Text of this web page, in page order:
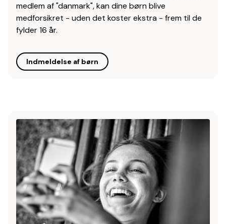
medlem af "danmark", kan dine børn blive
medforsikret - uden det koster ekstra - frem til de
fylder 16 år.
Indmeldelse af børn